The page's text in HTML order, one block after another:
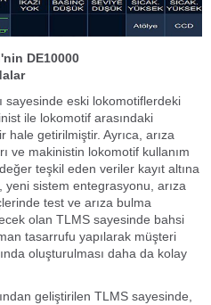
DE10000
sayesinde eski lokomotiflerdeki
ile lokomotif arasındaki
getirilmiştir. Ayrıca, arıza
ve makinistin lokomotif kullanım
teşkil eden veriler kayıt altına
yeni sistem entegrasyonu, arıza
test ve arıza bulma
olan TLMS sayesinde bahsi
tasarrufu yapılarak müşteri
oluşturulması daha da kolay
geliştirilen TLMS sayesinde,